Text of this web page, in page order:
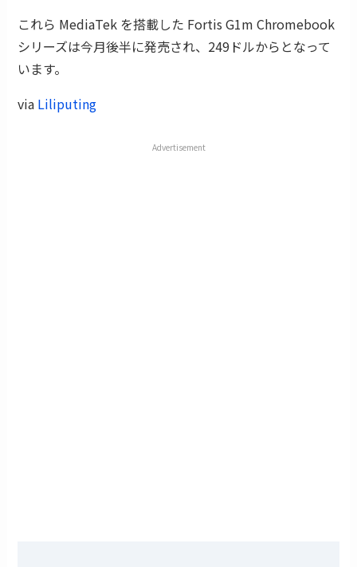
これら MediaTek を搭載した Fortis G1m Chromebook
シリーズは今月後半に発売され、249ドルからとなって
います。
via Liliputing
Advertisement